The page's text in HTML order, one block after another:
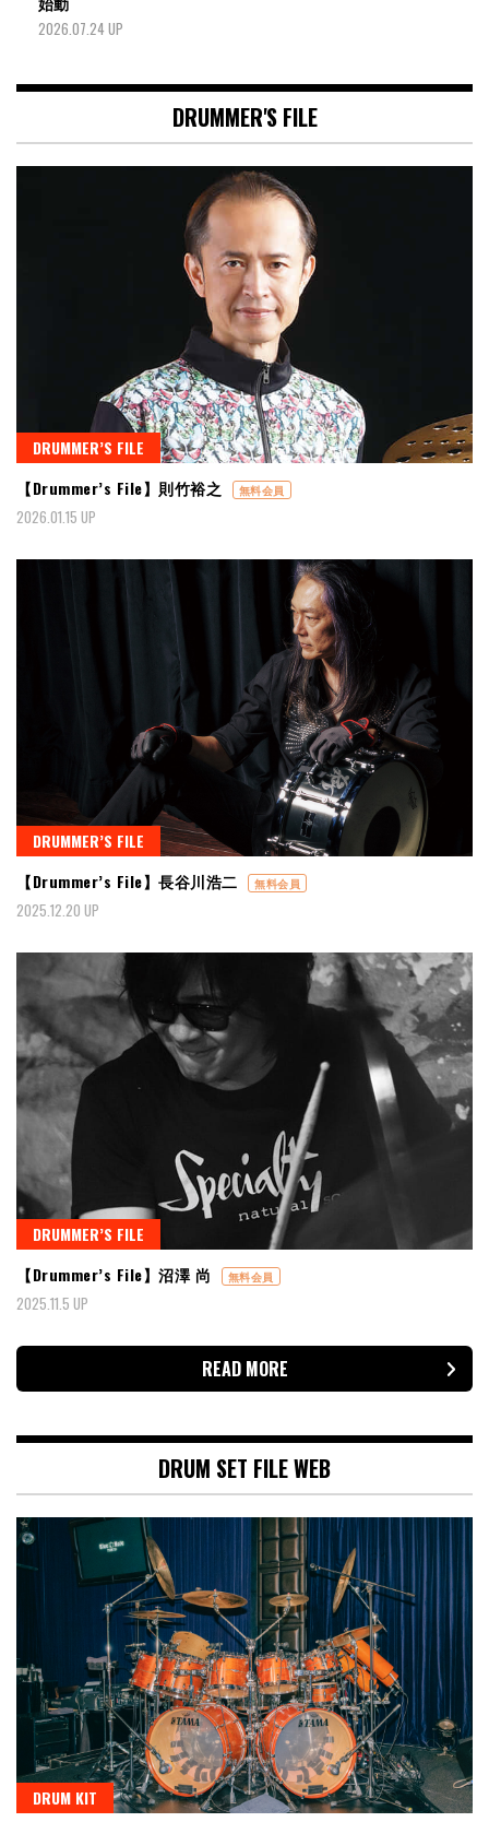
2026.07.24 UP
DRUMMER'S FILE
DRUMMER’S FILE
【Drummer’s File】則竹裕之
無料会員
2026.01.15 UP
DRUMMER’S FILE
【Drummer’s File】長谷川浩二
無料会員
2025.12.20 UP
DRUMMER’S FILE
【Drummer’s File】沼澤 尚
無料会員
2025.11.5 UP
READ MORE
DRUM SET FILE WEB
DRUM KIT